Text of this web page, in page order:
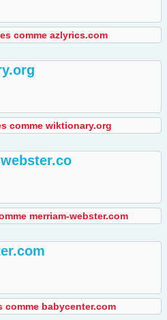
comme azlyrics.com
comme wiktionary.org
merriam-webster.com
comme babycenter.com